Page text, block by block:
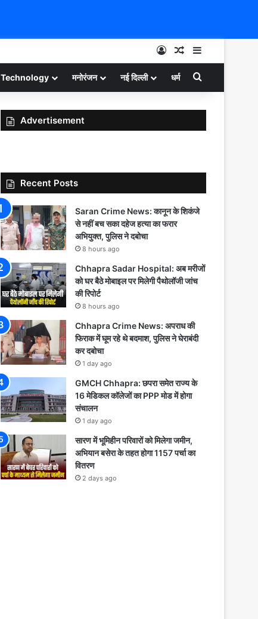
Log InRandom Article
Sidebar
Technology मनोरंजन नई दिल्ली धर्म Search for
Advertisement
Recent Posts
Saran Crime News: कानून के शिकंजे
से नहीं बच सका दहेज हत्या का फरार
अभियुक्त, पुलिस ने दबोचा
8 hours ago
Chhapra Sadar Hospital: अब मरीजों
को घर बैठे मोबाइल पर मिलेगी पैथोलॉजी जांच
की रिपोर्ट
8 hours ago
Chhapra Crime News: अपराध की
फिराक में घूम रहे थे बदमाश, पुलिस ने घेराबंदी
कर दबोचा
1 day ago
GMCH Chhapra: छपरा समेत राज्य के
16 मेडिकल कॉलेजों का PPP मोड में होगा
संचालन
1 day ago
सारण में भूमिहीन परिवारों को मिलेगा जमीन,
अभियान बसेरा के तहत होगा 1157 पर्चा का
वितरण
2 days ago